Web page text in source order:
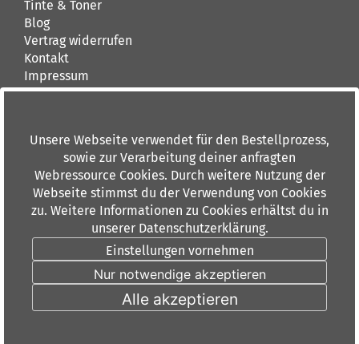
Tinte & Toner
Blog
Vertrag widerrufen
Kontakt
Impressum
AGB
buerando.de
Dieburger Straße 36
60386 Frankfurt am Main
Tel: 069 84 00 6 0
Fax: 069 88 91 10
info(at)buerando.de
Unsere Angebote sind ausschließlich für Industrie,
Handel, Handwerk, Gewerbe und Behörden bestimmt.
Alle Preise verstehen sich zuzüglich der gesetzlichen
Umsatzsteuer.
Unsere Webseite verwendet für den Bestellprozess,
sowie zur Verarbeitung deiner anfragten
Webressource Cookies. Durch weitere Nutzung der
Webseite stimmst du der Verwendung von Cookies
zu. Weitere Informationen zu Cookies erhältst du in
unserer Datenschutzerklärung.
Einstellungen vornehmen
Nur notwendige akzeptieren
Alle akzeptieren